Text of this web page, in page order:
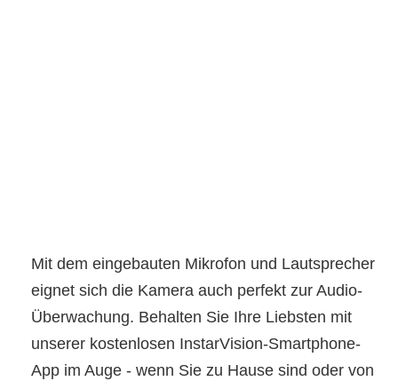
Mit dem eingebauten Mikrofon und Lautsprecher
eignet sich die Kamera auch perfekt zur Audio-
Überwachung. Behalten Sie Ihre Liebsten mit
unserer kostenlosen InstarVision-Smartphone-
App im Auge - wenn Sie zu Hause sind oder von